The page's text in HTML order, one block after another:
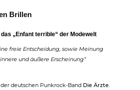
Brillen
„Enfant terrible“ der Modewelt
freie Entscheidung, sowie Meinung
und äußere Erscheinung“
der deutschen Punkrock-Band Die Ärzte.